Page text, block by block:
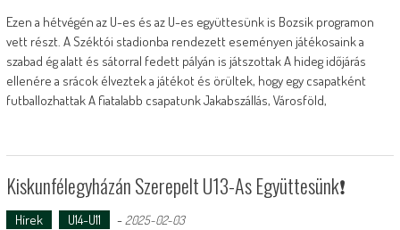
Ezen a hétvégén az U-es és az U-es együttesünk is Bozsik programon
vett részt. A Széktói stadionba rendezett eseményen játékosaink a
szabad ég alatt és sátorral fedett pályán is játszottak A hideg időjárás
ellenére a srácok élveztek a játékot és örültek, hogy egy csapatként
futballozhattak A fiatalabb csapatunk Jakabszállás, Városföld,
Kiskunfélegyházán Szerepelt U13-As Együttesünk❗️
Hírek U14-U11 - 2025-02-03